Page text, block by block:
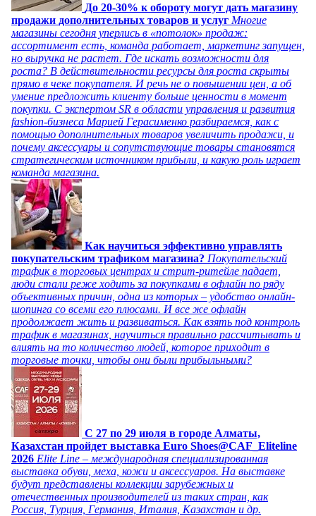
До 20-30% к обороту могут дать магазину
продажи дополнительных товаров и услуг Многие
магазины сегодня уперлись в «потолок» продаж:
ассортимент есть, команда работает, маркетинг запущен,
но выручка не растет. Где искать возможности для
роста? В действительности ресурсы для роста скрыты
прямо в чеке покупателя. И речь не о повышении цен, а об
умение предложить клиенту больше ценности в момент
покупки. С экспертом SR в области управления и развития
fashion-бизнеса Марией Герасименко разбираемся, как с
помощью дополнительных товаров увеличить продажи, и
почему аксессуары и сопутствующие товары становятся
стратегическим источником прибыли, и какую роль играет
команда магазина.
Как научиться эффективно управлять
покупательским трафиком магазина? Покупательский
трафик в торговых центрах и стрит-ритейле падает,
люди стали реже ходить за покупками в офлайн по ряду
объективных причин, одна из которых – удобство онлайн-
шопинга со всеми его плюсами. И все же офлайн
продолжает жить и развиваться. Как взять под контроль
трафик в магазинах, научиться правильно рассчитывать и
влиять на то количество людей, которое приходит в
торговые точки, чтобы они были прибыльными?
C 27 по 29 июля в городе Алматы,
Казахстан пройдет выставка Euro Shoes@CAF_Eliteline
2026 Elite Line – международная специализированная
выставка обуви, меха, кожи и аксессуаров. На выставке
будут представлены коллекции зарубежных и
отечественных производителей из таких стран, как
Россия, Турция, Германия, Италия, Казахстан и др.